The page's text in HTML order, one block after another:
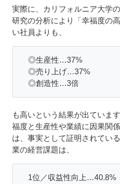
実際に、カリフォルニア大学
研究の分析により「幸福度の
い社員よりも、
◎生産性…37%
◎売り上げ…37%
◎創造性…3倍
も高いという結果が出ていま
福度と生産性や業績に因果関
は、事実として証明されてい
業の経営課題は、
1位／収益性向上…40.8%